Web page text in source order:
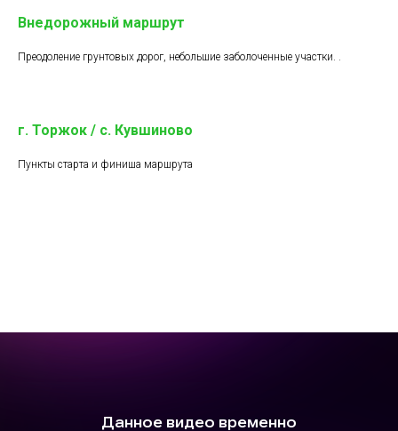
Внедорожный маршрут
Преодоление грунтовых дорог, небольшие заболоченные участки. .
г. Торжок / с. Кувшиново
Пункты старта и финиша маршрута